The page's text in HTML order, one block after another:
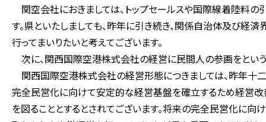
関空会社におきましては、トップセールスや国際線着陸料
す。県といたしましても、昨年に引き続き、関係自治体及び経
行ってまいりたいと考えてございます。
次に、関西国際空港株式会社の経営に民間人の参画をという
関西国際空港株式会社の経営形態につきましては、昨年十
完全民営化に向けて安定的な経営基盤を確立するため経営
を図ることとするとされてございます。将来の完全民営化に向